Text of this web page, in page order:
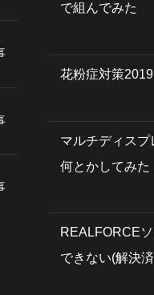
で組んでみた
花粉症対策2019
マルチディス
何とかしてみた
REALFORCE
できない(解決